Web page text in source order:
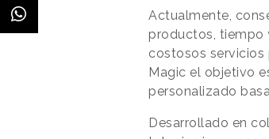
Actualmente,
productos, tiempo
costosos
Magic el objetivo
personalizado
Desarrollado en